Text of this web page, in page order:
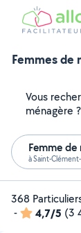
Femmes de
Vous
ménagère
Femme de
à Saint-
368
-
4,7/5 (3